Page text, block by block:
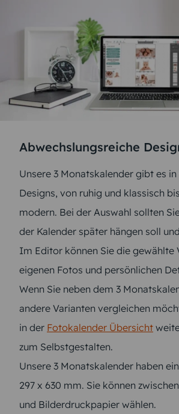
Abwechslungsreiche
Unsere 3 Monatskalender gibt es
Designs, von ruhig und klassisch
modern. Bei der Auswahl sollten
der Kalender später hängen soll
Im Editor können Sie die gewählte
eigenen Fotos und persönlichen
Wenn Sie neben dem 3
andere Varianten vergleichen
in der Fotokalender Übersicht
zum Selbstgestalten.
Unsere 3 Monatskalender haben
297 x 630 mm. Sie können
und Bilderdruckpapier wählen.